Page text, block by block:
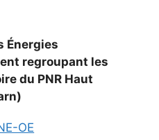
Énergies
regroupant les
du PNR Haut
OE